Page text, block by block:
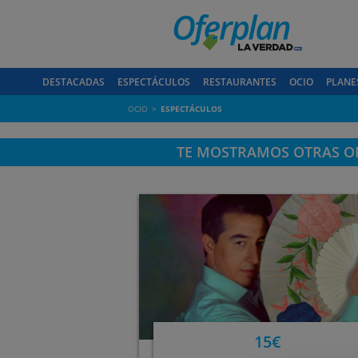
DESTACADAS ESPECTÁCULOS RESTAURANTES OCIO
OCIO ESPECTÁCULOS
TE MOSTRAMOS OTRAS
15€